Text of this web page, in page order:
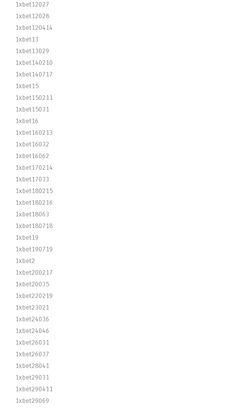
1xbet12027
1xbet12028
1xbet120414
1xbet13
1xbet13029
1xbet140210
1xbet140717
1xbet15
1xbet150211
1xbet15031
1xbet16
1xbet160213
1xbet16032
1xbet16062
1xbet170214
1xbet17033
1xbet180215
1xbet180216
1xbet18063
1xbet180718
1xbet19
1xbet190719
1xbet2
1xbet200217
1xbet20035
1xbet220219
1xbet23021
1xbet24036
1xbet24046
1xbet26031
1xbet26037
1xbet28041
1xbet29031
1xbet290411
1xbet29069